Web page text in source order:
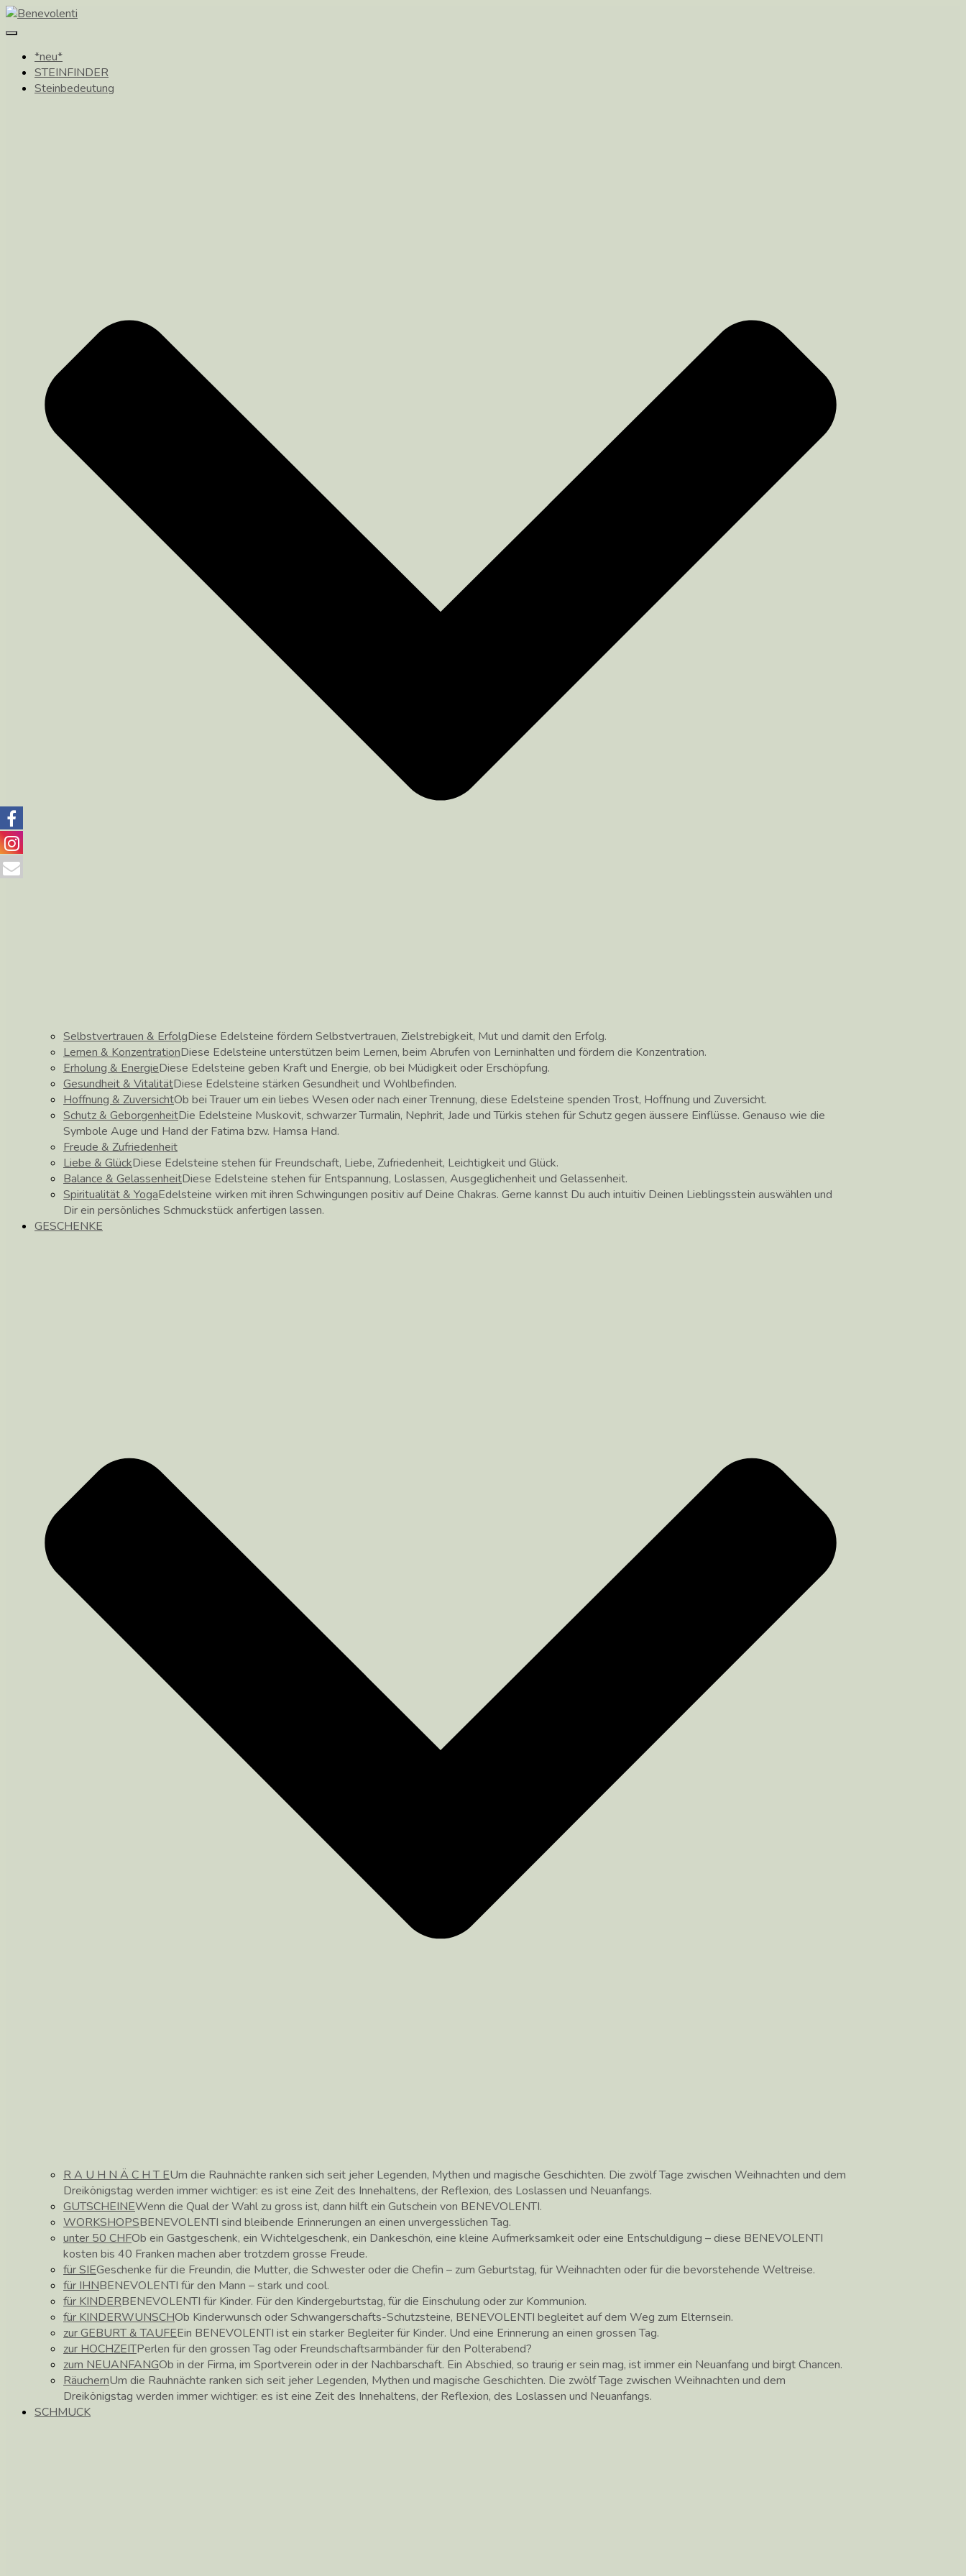
Toggle
*neu*
STEINFINDER
Steinbedeutung
Selbstvertrauen & ErfolgDiese Edelsteine fördern Selbstvertrauen, Zielstrebigkeit, Mut und damit den Erfolg.
Lernen & KonzentrationDiese Edelsteine unterstützen beim Lernen, beim Abrufen von Lerninhalten und fördern die Konzentration.
Erholung & EnergieDiese Edelsteine geben Kraft und Energie, ob bei Müdigkeit oder Erschöpfung.
Gesundheit & VitalitätDiese Edelsteine stärken Gesundheit und Wohlbefinden.
Hoffnung & ZuversichtOb bei Trauer um ein liebes Wesen oder nach einer Trennung, diese Edelsteine spenden Trost, Hoffnung und Zuversicht.
Schutz & GeborgenheitDie Edelsteine Muskovit, schwarzer Turmalin, Nephrit, Jade und Türkis stehen für Schutz gegen äussere Einflüsse. Genauso wie die
Symbole Auge und Hand der Fatima bzw. Hamsa Hand.
Freude & Zufriedenheit
Liebe & GlückDiese Edelsteine stehen für Freundschaft, Liebe, Zufriedenheit, Leichtigkeit und Glück.
Balance & GelassenheitDiese Edelsteine stehen für Entspannung, Loslassen, Ausgeglichenheit und Gelassenheit.
Spiritualität & YogaEdelsteine wirken mit ihren Schwingungen positiv auf Deine Chakras. Gerne kannst Du auch intuitiv Deinen Lieblingsstein auswählen und
Dir ein persönliches Schmuckstück anfertigen lassen.
GESCHENKE
R A U H N Ä C H T EUm die Rauhnächte ranken sich seit jeher Legenden, Mythen und magische Geschichten. Die zwölf Tage zwischen Weihnachten und dem
Dreikönigstag werden immer wichtiger: es ist eine Zeit des Innehaltens, der Reflexion, des Loslassen und Neuanfangs.
GUTSCHEINEWenn die Qual der Wahl zu gross ist, dann hilft ein Gutschein von BENEVOLENTI.
WORKSHOPSBENEVOLENTI sind bleibende Erinnerungen an einen unvergesslichen Tag.
unter 50 CHFOb ein Gastgeschenk, ein Wichtelgeschenk, ein Dankeschön, eine kleine Aufmerksamkeit oder eine Entschuldigung – diese BENEVOLENTI
kosten bis 40 Franken machen aber trotzdem grosse Freude.
für SIEGeschenke für die Freundin, die Mutter, die Schwester oder die Chefin – zum Geburtstag, für Weihnachten oder für die bevorstehende Weltreise.
für IHNBENEVOLENTI für den Mann – stark und cool.
für KINDERBENEVOLENTI für Kinder. Für den Kindergeburtstag, für die Einschulung oder zur Kommunion.
für KINDERWUNSCHOb Kinderwunsch oder Schwangerschafts-Schutzsteine, BENEVOLENTI begleitet auf dem Weg zum Elternsein.
zur GEBURT & TAUFEEin BENEVOLENTI ist ein starker Begleiter für Kinder. Und eine Erinnerung an einen grossen Tag.
zur HOCHZEITPerlen für den grossen Tag oder Freundschaftsarmbänder für den Polterabend?
zum NEUANFANGOb in der Firma, im Sportverein oder in der Nachbarschaft. Ein Abschied, so traurig er sein mag, ist immer ein Neuanfang und birgt Chancen.
RäuchernUm die Rauhnächte ranken sich seit jeher Legenden, Mythen und magische Geschichten. Die zwölf Tage zwischen Weihnachten und dem
Dreikönigstag werden immer wichtiger: es ist eine Zeit des Innehaltens, der Reflexion, des Loslassen und Neuanfangs.
SCHMUCK